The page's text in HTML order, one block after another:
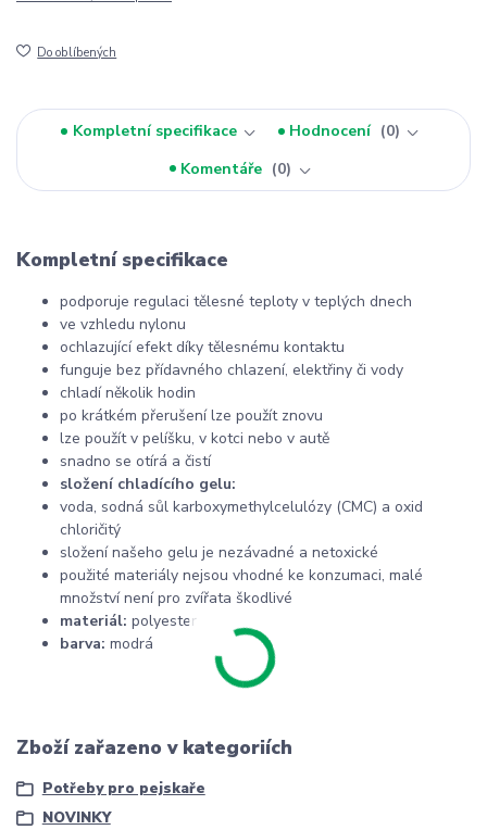
Do oblíbených
Kompletní specifikace Hodnocení
0
Komentáře
0
Kompletní specifikace
podporuje regulaci tělesné teploty v teplých dnech
ve vzhledu nylonu
ochlazující efekt díky tělesnému kontaktu
funguje bez přídavného chlazení, elektřiny či vody
chladí několik hodin
po krátkém přerušení lze použít znovu
lze použít v pelíšku, v kotci nebo v autě
snadno se otírá a čistí
složení chladícího gelu:
voda, sodná sůl karboxymethylcelulózy (CMC) a oxid
chloričitý
složení našeho gelu je nezávadné a netoxické
použité materiály nejsou vhodné ke konzumaci, malé
množství není pro zvířata škodlivé
materiál: polyester
barva: modrá
Zboží zařazeno v kategoriích
Potřeby pro pejskaře
NOVINKY